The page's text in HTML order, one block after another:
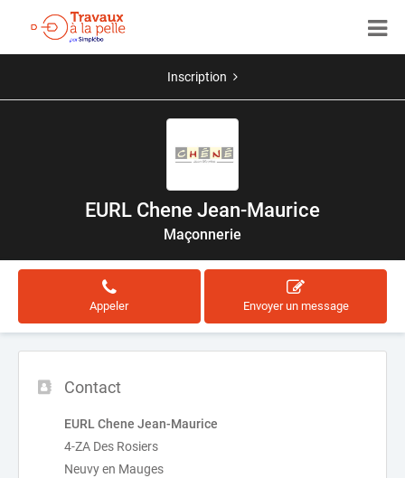
Inscription
EURL Chene Jean-Maurice
Maçonnerie
Appeler Envoyer un message
Contact
EURL Chene Jean-Maurice
4-ZA Des Rosiers
Neuvy en Mauges